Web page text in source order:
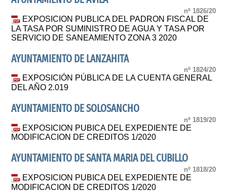
nº 1826/20
EXPOSICION PUBLICA DEL PADRON FISCAL DE
LA TASA POR SUMINISTRO DE AGUA Y TASA POR
SERVICIO DE SANEAMIENTO ZONA 3 2020
AYUNTAMIENTO DE LANZAHITA
nº 1824/20
EXPOSICIÓN PÚBLICA DE LA CUENTA GENERAL
DEL AÑO 2.019
AYUNTAMIENTO DE SOLOSANCHO
nº 1819/20
EXPOSICION PUBICA DEL EXPEDIENTE DE
MODIFICACION DE CREDITOS 1/2020
AYUNTAMIENTO DE SANTA MARIA DEL CUBILLO
nº 1818/20
EXPOSICION PUBICA DEL EXPEDIENTE DE
MODIFICACION DE CREDITOS 1/2020